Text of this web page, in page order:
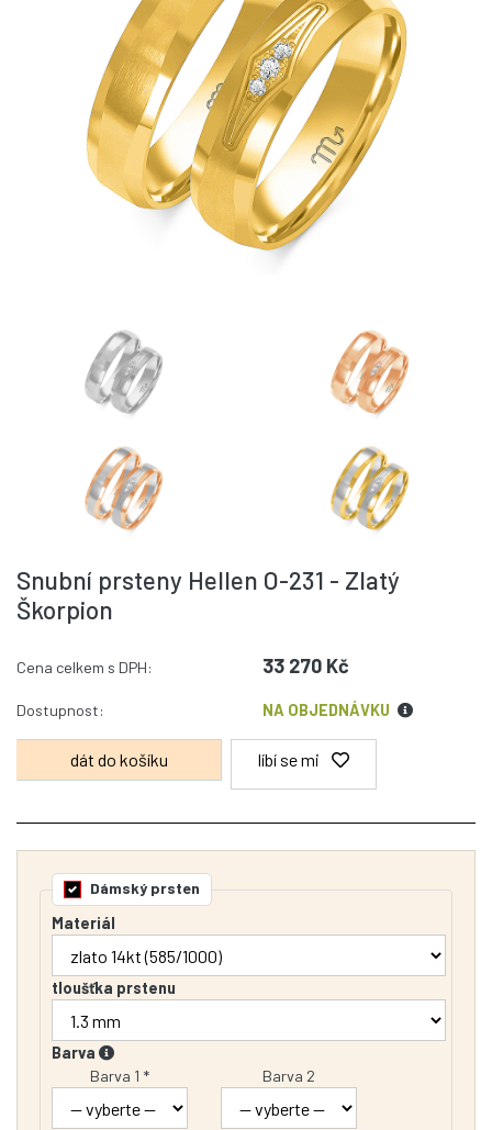
Snubní prsteny Hellen O-231 - Zlatý
Škorpion
Cena celkem s DPH: 33 270 Kč
Dostupnost: NA OBJEDNÁVKU
líbí se mi
Dámský prsten
Materiál
tloušťka prstenu
Barva
Barva 1 *
Barva 2